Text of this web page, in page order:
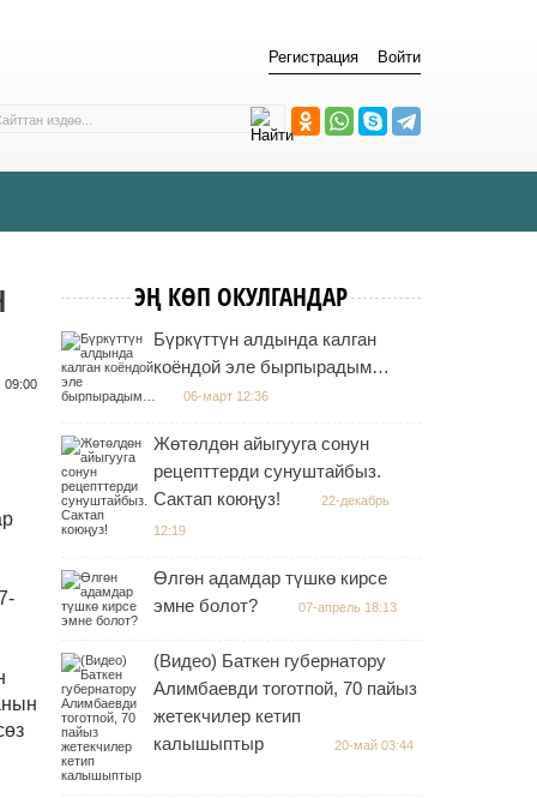
Регистрация Войти
09:00
ЭҢ КӨП ОКУЛГАНДАР
Бүркүттүн алдында калган
коёндой эле бырпырадым…
06-март 12:36
Жөтөлдөн айыгууга сонун
рецепттерди сунуштайбыз.
Сактап коюңуз!
22-декабрь
12:19
Өлгөн адамдар түшкө кирсе
эмне болот?
07-апрель 18:13
(Видео) Баткен губернатору
Алимбаевди тоготпой, 70 пайыз
жетекчилер кетип
калышыптыр
20-май 03:44